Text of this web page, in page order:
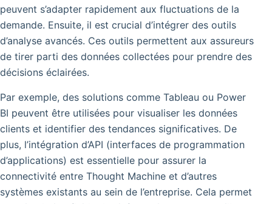
peuvent s’adapter rapidement aux fluctuations de la
demande. Ensuite, il est crucial d’intégrer des outils
d’analyse avancés. Ces outils permettent aux assureurs
de tirer parti des données collectées pour prendre des
décisions éclairées.
Par exemple, des solutions comme Tableau ou Power
BI peuvent être utilisées pour visualiser les données
clients et identifier des tendances significatives. De
plus, l’intégration d’API (interfaces de programmation
d’applications) est essentielle pour assurer la
connectivité entre Thought Machine et d’autres
systèmes existants au sein de l’entreprise. Cela permet